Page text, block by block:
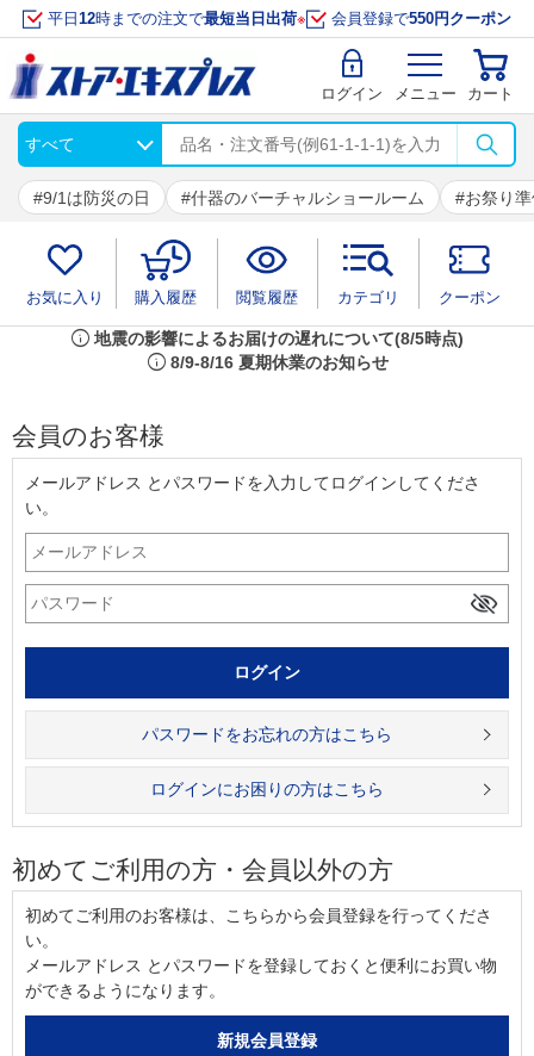
平日 12時までの注文で最短当日出荷※ 会員登録で550円クーポン
ログイン メニュー カート
9/1は防災の日 什器のバーチャルショールーム お祭り
お気に入り 購入履歴 閲覧履歴 カテゴリ クーポン
info 地震の影響によるお届けの遅れについて(8/5時点)
info 8/9-8/16 夏期休業のお知らせ
会員のお客様
メールアドレス とパスワードを入力してログインしてくださ
い。
パスワードをお忘れの方はこちら
ログインにお困りの方はこちら
初めてご利用の方・会員以外の方
初めてご利用のお客様は、こちらから会員登録を行ってくださ
い。
メールアドレス とパスワードを登録しておくと便利にお買い物
ができるようになります。